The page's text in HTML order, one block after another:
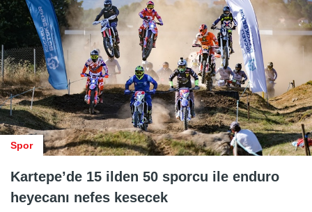
Spor
Kartepe’de 15 ilden 50 sporcu ile enduro
heyecanı nefes kesecek